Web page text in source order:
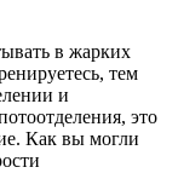
в жарких
тем
и
это
Как вы могли